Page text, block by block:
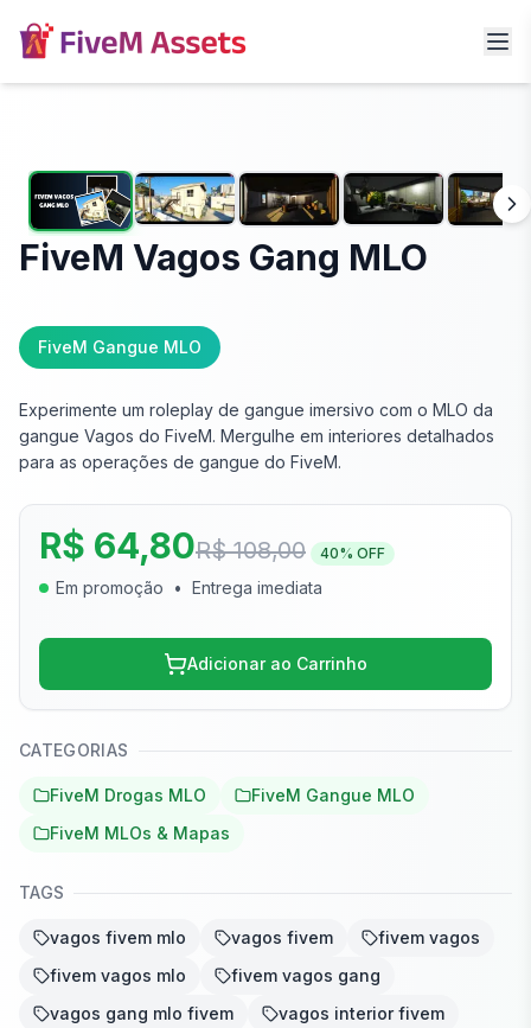
FiveM Vagos Gang MLO
FiveM Gangue MLO
Experimente um roleplay de gangue imersivo com o MLO da
gangue Vagos do FiveM. Mergulhe em interiores detalhados
para as operações de gangue do FiveM.
R$ 64,80R$ 108,00 40% OFF
Em promoção • Entrega imediata
Adicionar ao Carrinho
CATEGORIAS
FiveM Drogas MLO
FiveM Gangue MLO
FiveM MLOs & Mapas
TAGS
vagos fivem mlo vagos fivem
fivem vagos
fivem vagos mlo
fivem vagos gang
vagos gang mlo fivem
vagos interior fivem